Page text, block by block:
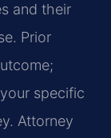
and their
Prior
specific
Attorney